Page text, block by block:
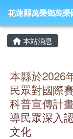
花蓮縣萬榮鄉
導覽列
花蓮縣萬榮鄉萬
主內容區域
本站消息
本縣於2026
民眾對國際
科普宣傳計
導民眾深入
文化
頁尾區域